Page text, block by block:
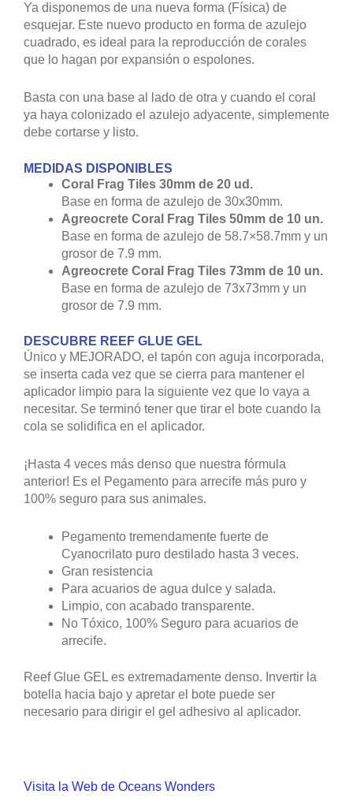
Ya disponemos de una nueva forma (Física) de
esquejar. Este nuevo producto en forma de azulejo
cuadrado, es ideal para la reproducción de corales
que lo hagan por expansión o espolones.
Basta con una base al lado de otra y cuando el coral
ya haya colonizado el azulejo adyacente, simplemente
debe cortarse y listo.
MEDIDAS DISPONIBLES
Coral Frag Tiles 30mm de 20 ud.
Base en forma de azulejo de 30x30mm.
Agreocrete Coral Frag Tiles 50mm de 10 un.
Base en forma de azulejo de 58.7×58.7mm y un
grosor de 7.9 mm.
Agreocrete Coral Frag Tiles 73mm de 10 un.
Base en forma de azulejo de 73x73mm y un
grosor de 7.9 mm.
DESCUBRE REEF GLUE GEL
Único y MEJORADO, el tapón con aguja incorporada,
se inserta cada vez que se cierra para mantener el
aplicador limpio para la siguiente vez que lo vaya a
necesitar. Se terminó tener que tirar el bote cuando la
cola se solidifica en el aplicador.
¡Hasta 4 veces más denso que nuestra fórmula
anterior! Es el Pegamento para arrecife más puro y
100% seguro para sus animales.
Pegamento tremendamente fuerte de
Cyanocrilato puro destilado hasta 3 veces.
Gran resistencia
Para acuarios de agua dulce y salada.
Limpio, con acabado transparente.
No Tóxico, 100% Seguro para acuarios de
arrecife.
Reef Glue GEL es extremadamente denso. Invertir la
botella hacia bajo y apretar el bote puede ser
necesario para dirigir el gel adhesivo al aplicador.
Visita la Web de Oceans Wonders